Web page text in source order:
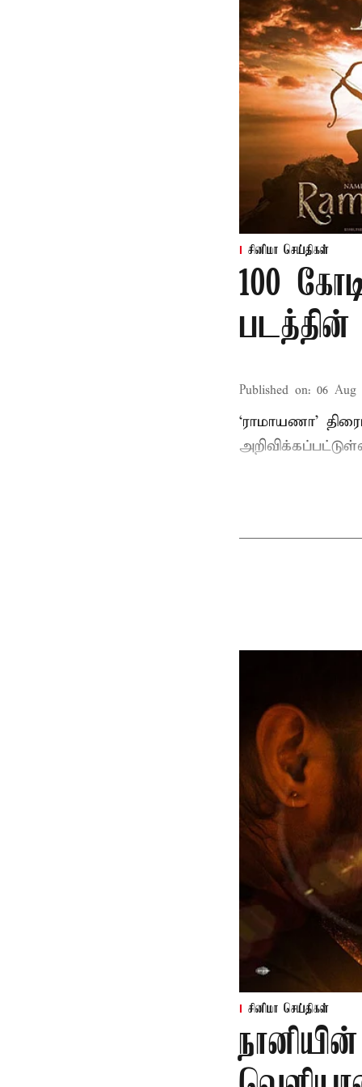
சினிமா செய்திகள்
100
படத்தின்
Published on: 06 Aug
‘ராமாயணா’
சினிமா செய்திகள்